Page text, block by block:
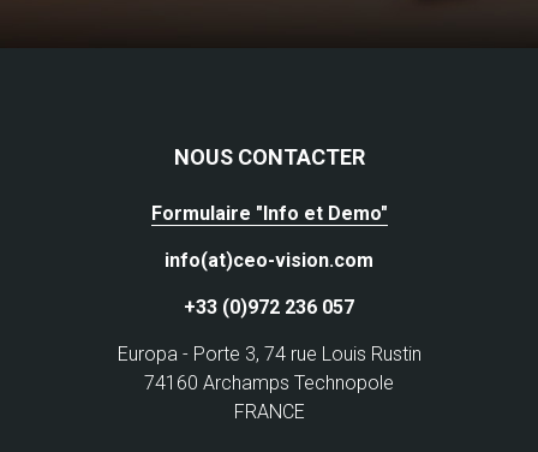
NOUS CONTACTER
Formulaire "Info et Demo"
info(at)ceo-vision.com
+33 (0)972 236 057
Europa - Porte 3, 74 rue Louis Rustin
74160 Archamps Technopole
FRANCE